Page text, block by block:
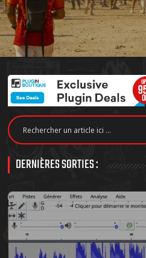
DERNIÈRES SORTIES :